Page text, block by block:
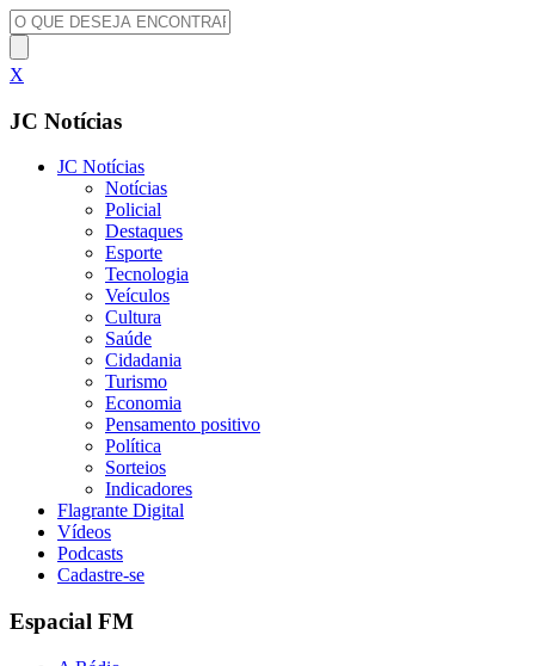
X
JC Notícias
JC Notícias
Notícias
Policial
Destaques
Esporte
Tecnologia
Veículos
Cultura
Saúde
Cidadania
Turismo
Economia
Pensamento positivo
Política
Sorteios
Indicadores
Flagrante Digital
Vídeos
Podcasts
Cadastre-se
Espacial FM